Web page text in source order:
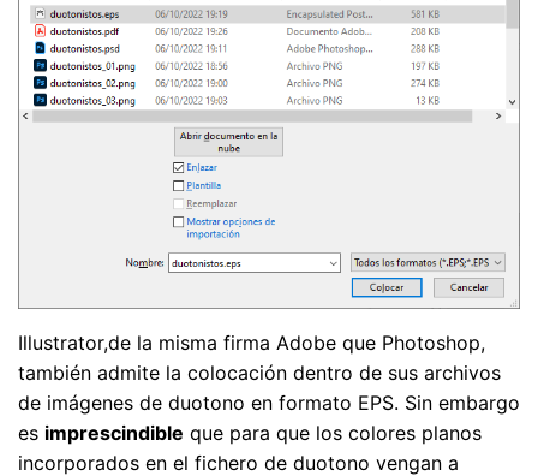
Illustrator,de la misma firma Adobe que Photoshop,
también admite la colocación dentro de sus archivos
de imágenes de duotono en formato EPS. Sin embargo
es imprescindible que para que los colores planos
incorporados en el fichero de duotono vengan a